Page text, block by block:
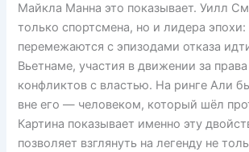
Майкла Манна это показывает. Уилл
только спортсмена, но и лидера
перемежаются с эпизодами отказа
Вьетнаме, участия в движении за
конфликтов с властью. На ринге Али
вне его — человеком, который шёл
Картина показывает именно эту
позволяет взглянуть на легенду не